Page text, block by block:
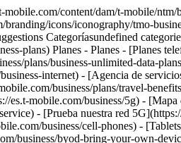
business/switch-phone-carriers) - [Beneficios](https://es.t-mobile.com/business/benefits/magenta-status) - [T-Platform](https://es.t-mobile.com/business/solutions/t-platform) - [Premios Innovate](https://es.t-mobile.com/business/customer-innovate-awards) - [Socios](https://es.t-mobile.com) Socios - [Programa de socios](https://es.t-mobile.com/business/partner-recruitment) - [Ingreso al portal | Registrarse](https://businesspartners.t-mobile.com?INTNAV=tNav%3APartners%3APortalLoginRegister) [Contáctanos](https://es.t-mobile.com/business/b2b-contact-information) Contáctanos - [Ventas: 833-390-1896](tel:1-833-390-1896) - [Asistencia: 844-211-5308](tel:1-844-211-5308) - [Comunícate con ventas](https://es.t-mobile.com/business/b2b-contact-information/form) [Encuentra una tienda](https://es.t-mobile.com/stores/i/business) [Carrito](https://es.t-mobile.com/business/cart) Buscar Buscar Enviar término de búsqueda Cerrar la búsqueda RECENT0 recent searches POPULAR0 popular search suggestions Categoríasundefined categories Sugerencias0 search suggestions TOP SUGGESTIONS - [](https://es.t-mobile.com) undefined top suggestions Cómo empezar Mi cuenta [Ingresar](https://tfb.t-mobile.com/) [Volver al tablero](https://es.t-mobile.com/account/dashboard) más de T-Mobile - [Wireless (Móvil)](https://es.t-mobile.com/) - [Empresas](https://es.t-mobile.com/business) - [Prepagado](https://es.prepaid.t-mobile.com/home) - [Internet](https://es.t-mobile.com/home-internet) - [T-Priority](https://es.t-mobile.com/t-priority) - [SuperMobile](https://es.t-mobile.com/business/plans/supermobile) [](https://es.t-mobile.com) 5G SIGNAL SPOT # Cobertura total en cada piso y cada esquina.